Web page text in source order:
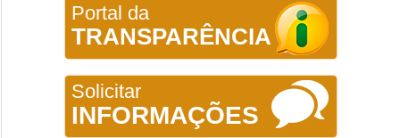
Portal da
TRANSPARÊNCIA
Solicitar
INFORMAÇÕES